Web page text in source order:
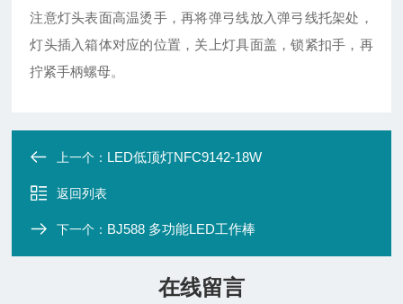
注意灯头表面高温烫手，再将弹弓线放入弹弓线托架处，
灯头插入箱体对应的位置，关上灯具面盖，锁紧扣手，再
拧紧手柄螺母。
上一个： LED低顶灯NFC9142-18W
返回列表
下一个： BJ588 多功能LED工作棒
在线留言